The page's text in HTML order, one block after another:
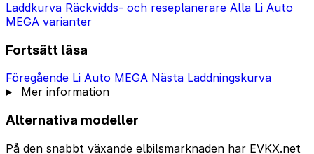
Laddkurva Räckvidds- och reseplanerare Alla Li Auto
MEGA varianter
Fortsätt läsa
Föregående Li Auto MEGA Nästa Laddningskurva
Mer information
Alternativa modeller
På den snabbt växande elbilsmarknaden har EVKX.net